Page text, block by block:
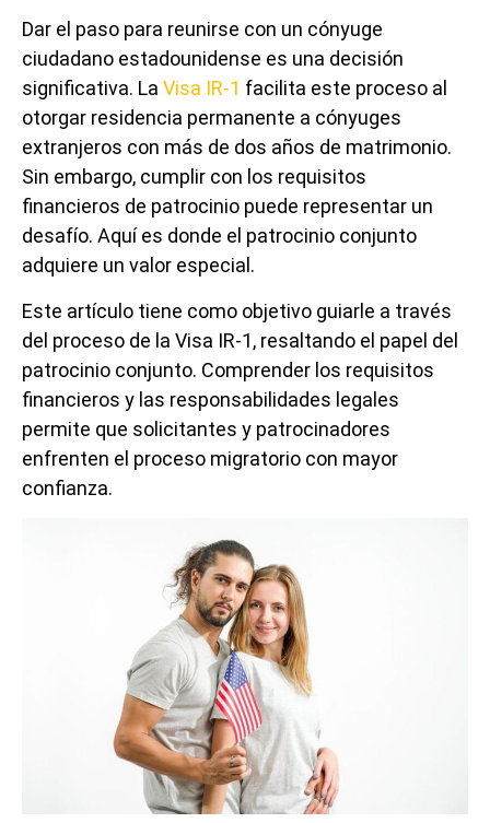
Dar el paso para reunirse con un cónyuge
ciudadano estadounidense es una decisión
significativa. La Visa IR-1 facilita este proceso al
otorgar residencia permanente a cónyuges
extranjeros con más de dos años de matrimonio.
Sin embargo, cumplir con los requisitos
financieros de patrocinio puede representar un
desafío. Aquí es donde el patrocinio conjunto
adquiere un valor especial.
Este artículo tiene como objetivo guiarle a través
del proceso de la Visa IR-1, resaltando el papel del
patrocinio conjunto. Comprender los requisitos
financieros y las responsabilidades legales
permite que solicitantes y patrocinadores
enfrenten el proceso migratorio con mayor
confianza.